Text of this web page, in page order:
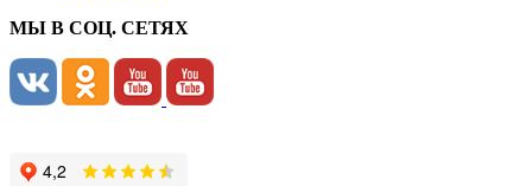
МЫ В СОЦ. СЕТЯХ